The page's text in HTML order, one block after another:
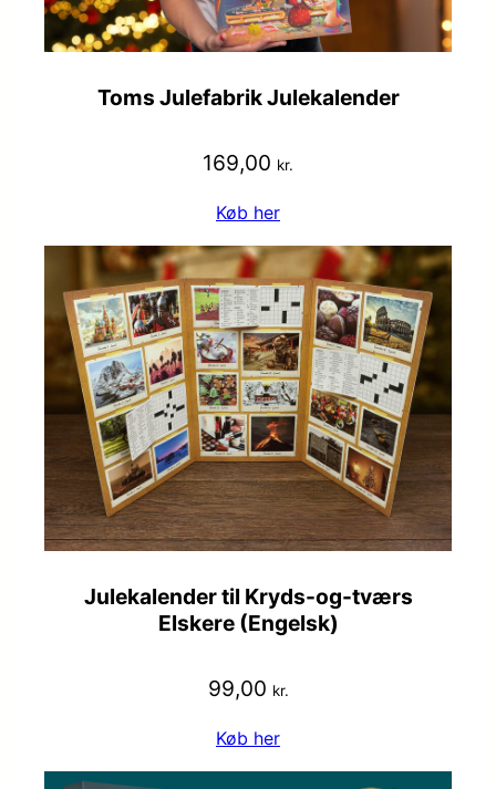
Toms Julefabrik Julekalender
169,00 kr.
Køb her
Julekalender til Kryds-og-tværs
Elskere (Engelsk)
99,00 kr.
Køb her